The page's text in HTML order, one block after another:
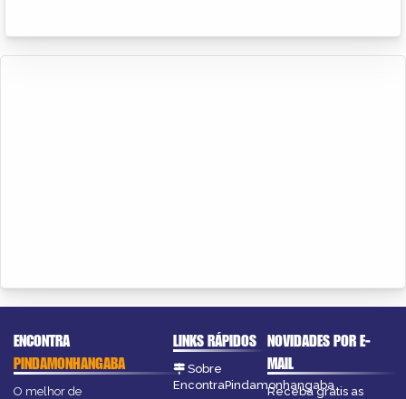
ENCONTRA
PINDAMONHANGABA
O melhor de
LINKS RÁPIDOS
Sobre
EncontraPindamonhangaba
NOVIDADES POR E-
MAIL
Receba grátis as